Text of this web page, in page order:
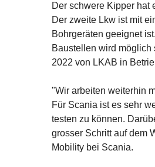
Der schwere Kipper hat
Der zweite Lkw ist mit
Bohrgeräten geeignet
Baustellen wird
2022 von LKAB in
"Wir arbeiten weiterhin
Für Scania ist es sehr
testen zu können.
grosser Schritt auf dem
Mobility bei Scania.